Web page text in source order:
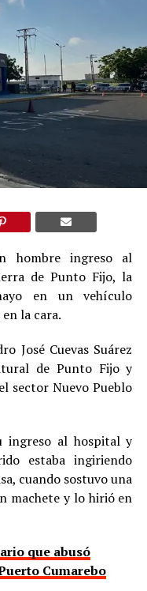
hombre ingreso al
de Punto Fijo, la
en un vehículo
la cara.
José Cuevas Suárez
de Punto Fijo y
sector Nuevo Pueblo
ingreso al hospital y
estaba ingiriendo
cuando sostuvo una
machete y lo hirió en
que abusó
Cumarebo